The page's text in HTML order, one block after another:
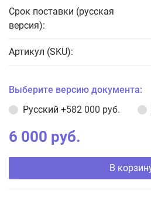
Срок поставки (русская
версия):
Артикул (SKU):
Выберите версию документа:
Русский +582 000 руб.
6 000 руб.
В